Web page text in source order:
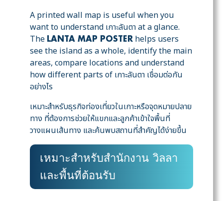
A printed wall map is useful when you
want to understand เกาะลันตา at a glance.
The LANTA MAP POSTER helps users
see the island as a whole, identify the main
areas, compare locations and understand
how different parts of เกาะลันตา เชื่อมต่อกัน
อย่างไร
เหมาะสำหรับธุรกิจท่องเที่ยวในเกาะหรือจุดหมายปลาย
ทาง ที่ต้องการช่วยให้แขกและลูกค้าเข้าใจพื้นที่
วางแผนเส้นทาง และค้นพบสถานที่สำคัญได้ง่ายขึ้น
เหมาะสำหรับสำนักงาน วิลลา
และพื้นที่ต้อนรับ